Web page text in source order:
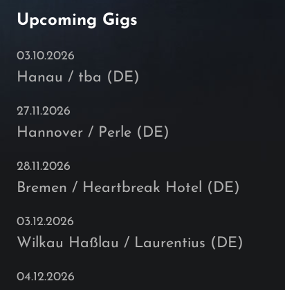
Upcoming Gigs
03.10.2026
Hanau / tba (DE)
27.11.2026
Hannover / Perle (DE)
28.11.2026
Bremen / Heartbreak Hotel (DE)
03.12.2026
Wilkau Haßlau / Laurentius (DE)
04.12.2026